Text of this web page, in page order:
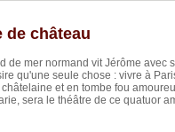
de château
de mer normand vit Jérôme avec
qu'une seule chose : vivre à
et en tombe fou
sera le théâtre de ce quatuor